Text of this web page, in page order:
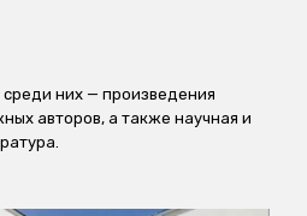
них — произведения
авторов, а также научная и